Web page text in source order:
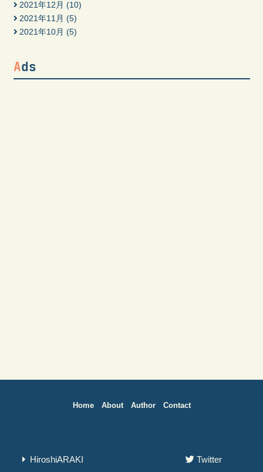
2021年12月 (10)
2021年11月 (5)
2021年10月 (5)
Ads
Home About Author Contact
HiroshiARAKI Twitter